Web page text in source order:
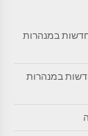
במנהרות
במנהרות